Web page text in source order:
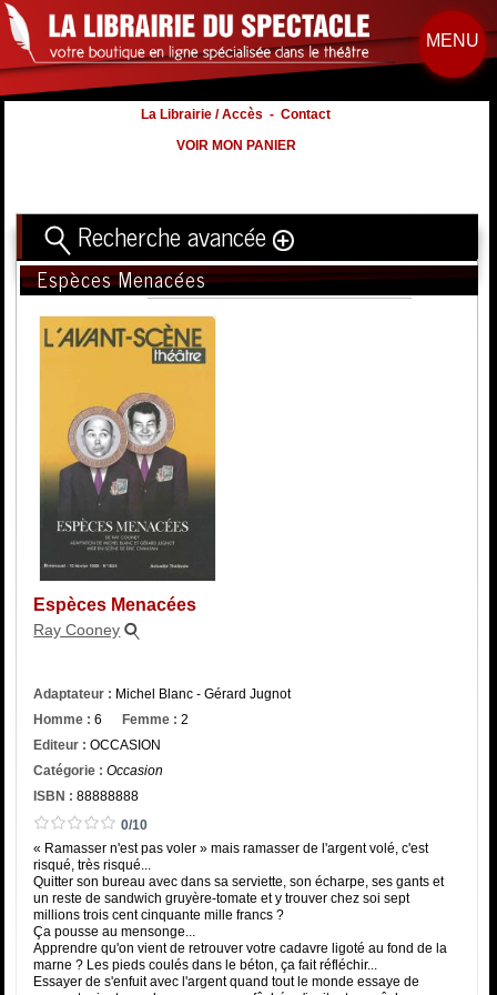
MENU
La Librairie / Accès -Contact
VOIR MON PANIER
Recherche avancée
Titre
Auteur
Distribution:
Nb. d'hommes :
Nb. Femmes
Nb. Enfants
à
Catégorie
Espèces Menacées
Espèces Menacées
Ray Cooney
Adaptateur : Michel Blanc - Gérard Jugnot
Homme : 6 Femme : 2
Editeur : OCCASION
Catégorie : Occasion
ISBN : 88888888
0/10
« Ramasser n'est pas voler » mais ramasser de l'argent volé, c'est
risqué, très risqué...
Quitter son bureau avec dans sa serviette, son écharpe, ses gants et
un reste de sandwich gruyère-tomate et y trouver chez soi sept
millions trois cent cinquante mille francs ?
Ça pousse au mensonge...
Apprendre qu'on vient de retrouver votre cadavre ligoté au fond de la
marne ? Les pieds coulés dans le béton, ça fait réfléchir...
Essayer de s'enfuit avec l'argent quand tout le monde essaye de